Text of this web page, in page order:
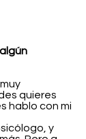
quieres
hablo con mi
y